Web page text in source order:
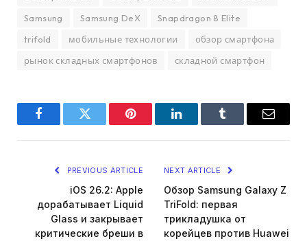
Samsung
Samsung DeX
Snapdragon 8 Elite
trifold
мобильные технологии
обзор смартфона
рынок складных смартфонов
складной смартфон
FacebookTwitter Pinterest LinkedInTumblr Email
PREVIOUS ARTICLE
iOS 26.2: Apple
дорабатывает Liquid
Glass и закрывает
критические бреши в
NEXT ARTICLE
Обзор Samsung Galaxy Z
TriFold: первая
трикладушка от
корейцев против Huawei